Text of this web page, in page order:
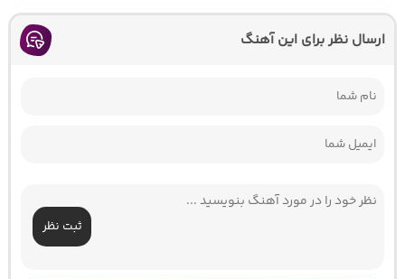
ارسال نظر برای این آهنگ
ثبت نظر